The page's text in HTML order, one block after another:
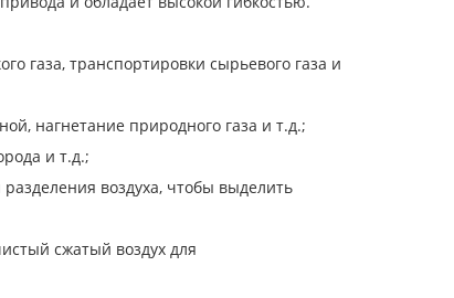
газа, транспортировки сырьевого газа и
нагнетание природного газа и т.д.;
и т.д.;
воздуха, чтобы выделить
сжатый воздух для